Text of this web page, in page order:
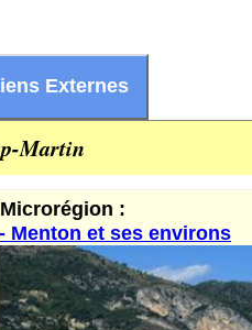
Externes
Martin
Microrégion :
- Menton et ses environs